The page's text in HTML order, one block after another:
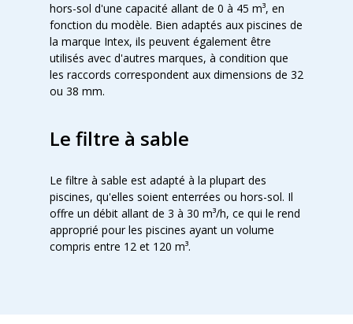
hors-sol d'une capacité allant de 0 à 45 m³, en
fonction du modèle. Bien adaptés aux piscines de
la marque Intex, ils peuvent également être
utilisés avec d'autres marques, à condition que
les raccords correspondent aux dimensions de 32
ou 38 mm.
Le filtre à sable
Le filtre à sable est adapté à la plupart des
piscines, qu'elles soient enterrées ou hors-sol. Il
offre un débit allant de 3 à 30 m³/h, ce qui le rend
approprié pour les piscines ayant un volume
compris entre 12 et 120 m³.